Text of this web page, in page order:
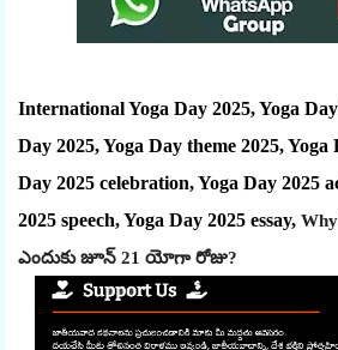
International Yoga Day 2025, Yoga
Day 2025, Yoga Day theme 2025, Yoga
Day 2025 celebration, Yoga Day 2025
2025 speech, Yoga Day 2025 essay,
ఎందుకు జూన్ 21 యోగా రోజు?